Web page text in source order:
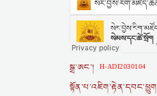
སྒྲ་ཨང་། H-ADI2030104
སྟོན་པ་འཇིག་རྟེན་དབང་ཕྱུག